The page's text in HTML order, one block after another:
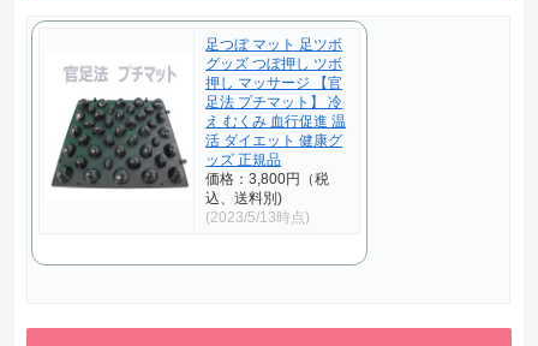
足つぼ マット 足ツボ
グッズ つぼ押し ツボ
押し マッサージ 【官
足法 プチマット】 冷
え むくみ 血行促進 温
活 ダイエット 健康グ
ッズ 正規品
価格：3,800円（税
込、送料別)
(2023/5/13時点)